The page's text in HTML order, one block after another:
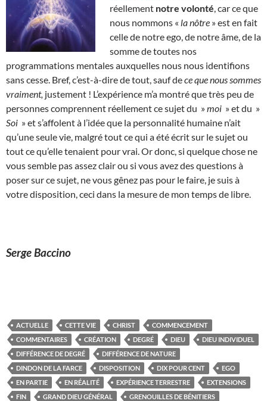
réellement notre volonté , car ce que
nous nommons « la nôtre » est en fait
celle de notre ego, de notre âme, de la
somme de toutes nos
programmations mentales auxquelles nous nous identifions
sans cesse. Bref, c’est-à-dire de tout, sauf dece que nous sommes
vraiment, justement ! L’expérience m’a montré que très peu de
personnes comprennent réellement ce sujet du »moi » et du »
Soi » et s’affolent à l’idée que la personnalité humaine n’ait
qu’une seule vie, malgré tout ce qui a été écrit sur le sujet ou
tout ce qu’elle tenaient pour vrai. Or donc, si quelque chose ne
vous semble pas assez clair ou si vous avez des questions à
poser sur ce sujet, ne vous gênez pas pour le faire, je suis à
votre disposition, ceci dans la mesure de mon temps de libre.
Serge Baccino
ACTUELLE CETTE VIE CHRIST
COMMENCEMENT
COMMENTAIRES
CRÉATION DEGRÉ DIEU
DIEU INDIVIDUEL
DIFFÉRENCE DE DEGRÉ
DIFFÉRENCE DE NATURE
DINDON DE LA FARCE
DISPOSITION DIX POUR CENT
EGO
EN PARTIE
EN RÉALITÉ EXPÉRIENCE TERRESTRE
EXTENSIONS
FIN
GRAND DIEU GÉNÉRAL
GRENOUILLES DE BÉNITIERS